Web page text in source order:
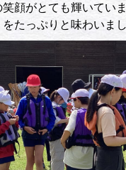
顔がとても輝いてい
たっぷりと味わいまし